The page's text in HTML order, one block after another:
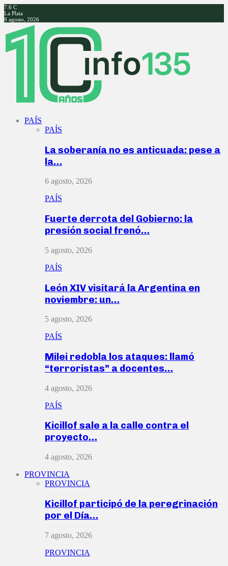
7.6 C
La Plata
8 agosto, 2026
Facebook
Twitter
Instagram
Youtube
PAÍS
PAÍS
La soberanía no es anticuada: pese a
la…
6 agosto, 2026
PAÍS
Fuerte derrota del Gobierno: la
presión social frenó…
5 agosto, 2026
PAÍS
León XIV visitará la Argentina en
noviembre: un…
5 agosto, 2026
PAÍS
Milei redobla los ataques: llamó
“terroristas” a docentes…
4 agosto, 2026
PAÍS
Kicillof sale a la calle contra el
proyecto…
4 agosto, 2026
PROVINCIA
PROVINCIA
Kicillof participó de la peregrinación
por el Día…
7 agosto, 2026
PROVINCIA